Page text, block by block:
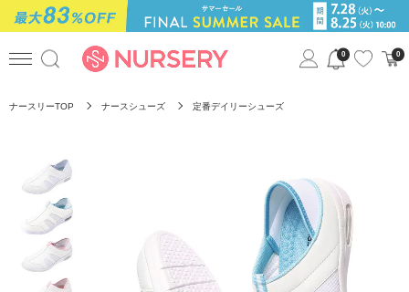
0 0
ナースリーTOP ナースシューズ 定番デイリーシューズ